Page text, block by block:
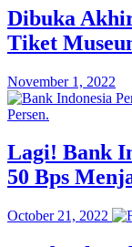
Dibuka
Tiket
November 1, 2022
Lagi! Bank
50 Bps
October 21, 2022